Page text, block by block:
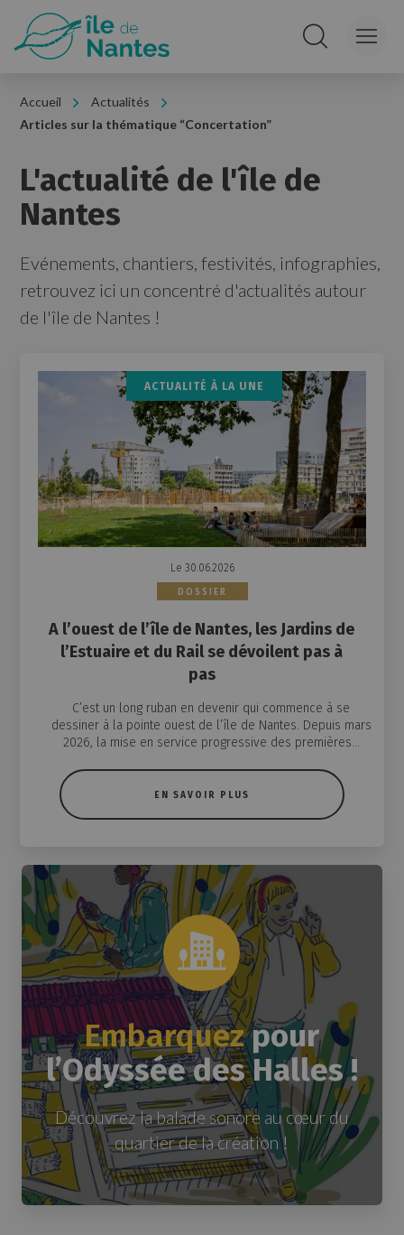
Accueil
Actualités
Articles sur la thématique “Concertation”
L'actualité de l'île de
Nantes
Evénements, chantiers, festivités, infographies,
retrouvez ici un concentré d'actualités autour
de l'île de Nantes !
ACTUALITÉ À LA UNE
Le 30.06.2026
DOSSIER
A l’ouest de l’île de Nantes, les Jardins de
l’Estuaire et du Rail se dévoilent pas à
pas
C’est un long ruban en devenir qui commence à se
dessiner à la pointe ouest de l’île de Nantes. Depuis mars
2026, la mise en service progressive des premières...
EN SAVOIR PLUS
Embarquezpour
l’Odyssée des Halles !
Découvrez la balade sonore au cœur du
quartier de la création !
Panneau de gestion des cookies